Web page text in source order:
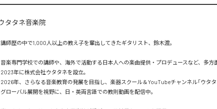
講師歴の中で1,000人以上の教え子を輩出してきたギタリスト、鈴木渡。
音楽専門学校での講師や、海外で活動する日本人への楽曲提供・プロデュースなど、多方
2023年に株式会社ウタタネを設立。
2026年、さらなる音楽教育の発展を目指し、楽器スクール＆YouTubeチャンネル「ウタ
グローバル展開を視野に、日・英両言語での教則動画を配信中。